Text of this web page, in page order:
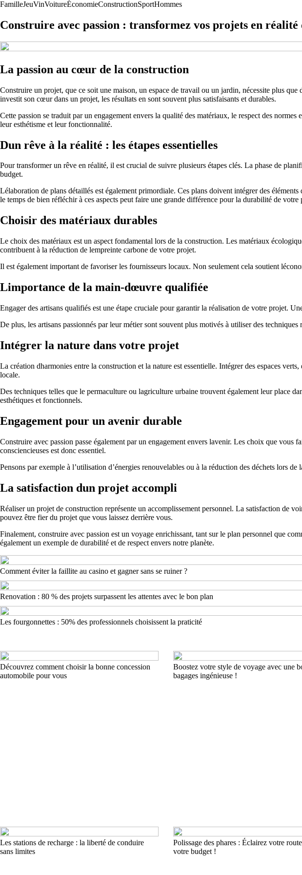
FamilleJeuVinVoitureÉconomieConstructionSportHommes
Construire avec passion : transformez vos projets en réalité
La passion au cœur de la construction
Construire un projet, que ce soit une maison, un espace de travail ou un jardin, nécessite plus
investit son cœur dans un projet, les résultats en sont souvent plus satisfaisants et durables.
Cette passion se traduit par un engagement envers la qualité des matériaux, le respect des
leur esthétisme et leur fonctionnalité.
Dun rêve à la réalité : les étapes essentielles
Pour transformer un rêve en réalité, il est crucial de suivre plusieurs étapes clés. La phase de
budget.
Lélaboration de plans détaillés est également primordiale. Ces plans doivent intégrer des
le temps de bien réfléchir à ces aspects peut faire une grande différence pour la durabilité de votre
Choisir des matériaux durables
Le choix des matériaux est un aspect fondamental lors de la construction. Les matériaux
contribuent à la réduction de lempreinte carbone de votre projet.
Il est également important de favoriser les fournisseurs locaux. Non seulement cela soutient
Limportance de la main-dœuvre qualifiée
Engager des artisans qualifiés est une étape cruciale pour garantir la réalisation de votre projet.
De plus, les artisans passionnés par leur métier sont souvent plus motivés à utiliser des
Intégrer la nature dans votre projet
La création dharmonies entre la construction et la nature est essentielle. Intégrer des espaces
locale.
Des techniques telles que le permaculture ou lagriculture urbaine trouvent également leur place
esthétiques et fonctionnels.
Engagement pour un avenir durable
Construire avec passion passe également par un engagement envers lavenir. Les choix que
consciencieuses est donc essentiel.
Pensons par exemple à l’utilisation d’énergies renouvelables ou à la réduction des déchets lors
La satisfaction dun projet accompli
Réaliser un projet de construction représente un accomplissement personnel. La satisfaction de
pouvez être fier du projet que vous laissez derrière vous.
Finalement, construire avec passion est un voyage enrichissant, tant sur le plan personnel que
également un exemple de durabilité et de respect envers notre planète.
Comment éviter la faillite au casino et gagner sans se ruiner ?
Renovation : 80 % des projets surpassent les attentes avec le bon plan
Les fourgonnettes : 50% des professionnels choisissent la praticité
Découvrez comment choisir la bonne concession
automobile pour vous
Boostez votre style de voyage avec une
bagages ingénieuse !
Les stations de recharge : la liberté de conduire
sans limites
Polissage des phares : Éclairez votre
votre budget !